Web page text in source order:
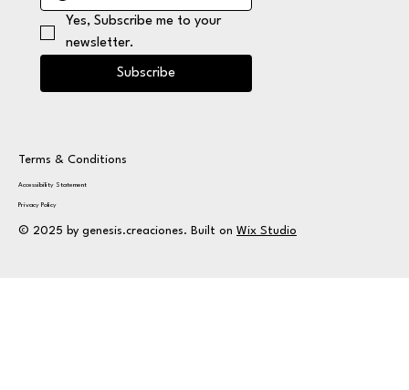
Yes, Subscribe me to your
newsletter.
Subscribe
Terms & Conditions
Privacy Policy
Accessibility Statement
© 2025 by genesis.creaciones. Built on Wix Studio